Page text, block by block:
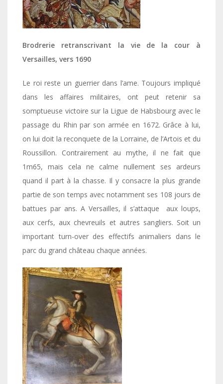
Brodrerie retranscrivant la vie de la cour à
Versailles, vers 1690
Le roi reste un guerrier dans l’ame. Toujours impliqué
dans les affaires militaires, ont peut retenir sa
somptueuse victoire sur la Ligue de Habsbourg avec le
passage du Rhin par son armée en 1672. Grâce à lui,
on lui doit la reconquete de la Lorraine, de l’Artois et du
Roussillon. Contrairement au mythe, il ne fait que
1m65, mais cela ne calme nullement ses ardeurs
quand il part à la chasse. Il y consacre la plus grande
partie de son temps avec notamment ses 108 jours de
battues par ans. A Versailles, il s’attaque aux loups,
aux cerfs, aux chevreuils et autres sangliers. Soit un
important turn-over des effectifs animaliers dans le
parc du grand château chaque années.